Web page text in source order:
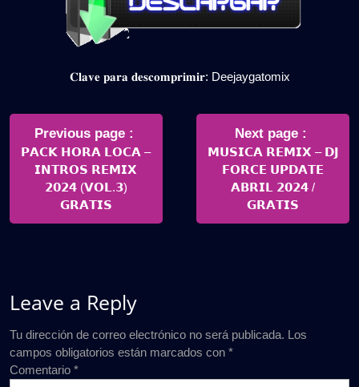
𝐂𝐥𝐚𝐯𝐞 𝐩𝐚𝐫𝐚 𝐝𝐞𝐬𝐜𝐨𝐦𝐩𝐫𝐢𝐦𝐢𝐫: Deejaygatomix
Navegación
entradas
Previous page
Posts
𝗣𝗔𝗖𝗞 𝗛𝗢𝗥𝗔 𝗟𝗢𝗖𝗔 –
𝗜𝗡𝗧𝗥𝗢𝗦 𝗥𝗘𝗠𝗜𝗫
𝟮𝟬𝟮𝟰 (𝗩𝗢𝗟.𝟯)
𝗚𝗥𝗔𝗧𝗜𝗦
Next page
Posts
𝗠𝗨𝗦𝗜𝗖𝗔 𝗥𝗘𝗠𝗜𝗫 – 𝗗𝗝
𝗙𝗢𝗥𝗖𝗘 𝗨𝗣𝗗𝗔𝗧𝗘
𝗔𝗕𝗥𝗜𝗟 𝟮𝟬𝟮𝟰 /
𝗚𝗥𝗔𝗧𝗜𝗦
Leave a Reply
Tu dirección de correo electrónico no será publicada. Los
campos obligatorios están marcados con *
Comentario *